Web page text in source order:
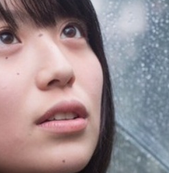
Legendary
新達成プロジェクト 調達額が